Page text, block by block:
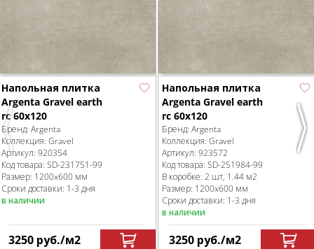
Previous
Напольная плитка
Argenta Gravel earth
rc 60x120
Бренд: Argenta
Коллекция: Gravel
Артикул: 920354
Код товара: SD-231751-99
Размер: 1200x600 мм
Сроки доставки: 1-3 дня
в наличии
3250 руб./м2
Напольная плитка
Argenta Gravel earth
rc 60x120
Бренд: Argenta
Коллекция: Gravel
Артикул: 923572
Код товара: SD-251984-99
В коробке: 2 шт, 1.44 м2
Размер: 1200x600 мм
Сроки доставки: 1-3 дня
в наличии
3250 руб./м2